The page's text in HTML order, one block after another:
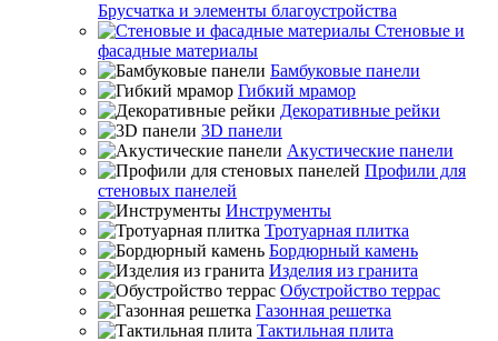
Брусчатка и элементы благоустройства
Стеновые и
фасадные материалы
Бамбуковые панели
Гибкий мрамор
Декоративные рейки
3D панели
Акустические панели
Профили для
стеновых панелей
Инструменты
Тротуарная плитка
Бордюрный камень
Изделия из гранита
Обустройство террас
Газонная решетка
Тактильная плита